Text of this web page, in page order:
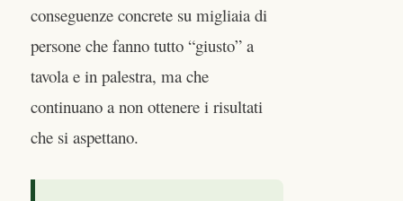
conseguenze concrete su migliaia di
persone che fanno tutto “giusto” a
tavola e in palestra, ma che
continuano a non ottenere i risultati
che si aspettano.